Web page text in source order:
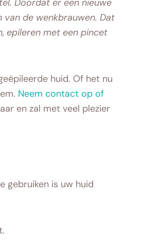
Doordat er een nieuwe
de wenkbrauwen. Dat
epileren met een pincet
huid. Of het nu
Neem contact op of
en zal met veel plezier
gebruiken is uw huid